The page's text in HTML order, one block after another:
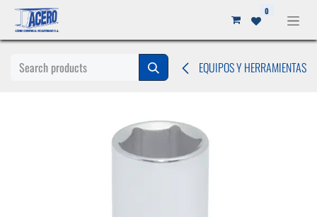
Ir al contenido 0
EQUIPOS Y HERRAMIENTAS